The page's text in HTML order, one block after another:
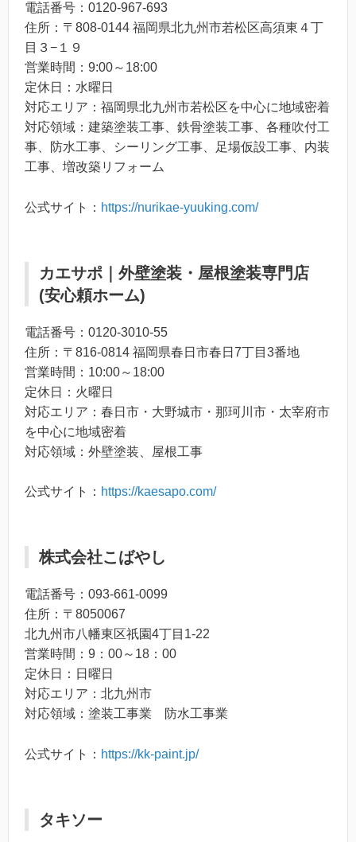
電話番号：0120-967-693
住所：〒808-0144 福岡県北九州市若松区高須東４丁
目３−１９
営業時間：9:00～18:00
定休日：水曜日
対応エリア：福岡県北九州市若松区を中心に地域密着
対応領域：建築塗装工事、鉄骨塗装工事、各種吹付工
事、防水工事、シーリング工事、足場仮設工事、内装
工事、増改築リフォーム
公式サイト： https://nurikae-yuuking.com/
カエサポ｜外壁塗装・屋根塗装専門店
(安心頼ホーム)
電話番号：0120-3010-55
住所：〒816-0814 福岡県春日市春日7丁目3番地
営業時間：10:00～18:00
定休日：火曜日
対応エリア：春日市・大野城市・那珂川市・太宰府市
を中心に地域密着
対応領域：外壁塗装、屋根工事
公式サイト： https://kaesapo.com/
株式会社こばやし
電話番号：093-661-0099
住所：〒8050067
北九州市八幡東区祇園4丁目1-22
営業時間：9：00～18：00
定休日：日曜日
対応エリア：北九州市
対応領域：塗装工事業 防水工事業
公式サイト： https://kk-paint.jp/
タキソー